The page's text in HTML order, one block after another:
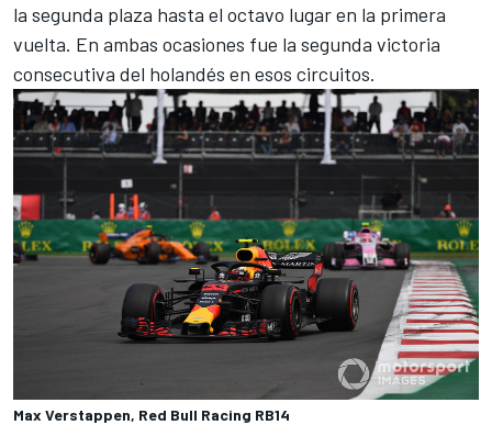
la segunda plaza hasta el octavo lugar en la primera
vuelta. En ambas ocasiones fue la segunda victoria
consecutiva del holandés en esos circuitos.
Max Verstappen, Red Bull Racing RB14